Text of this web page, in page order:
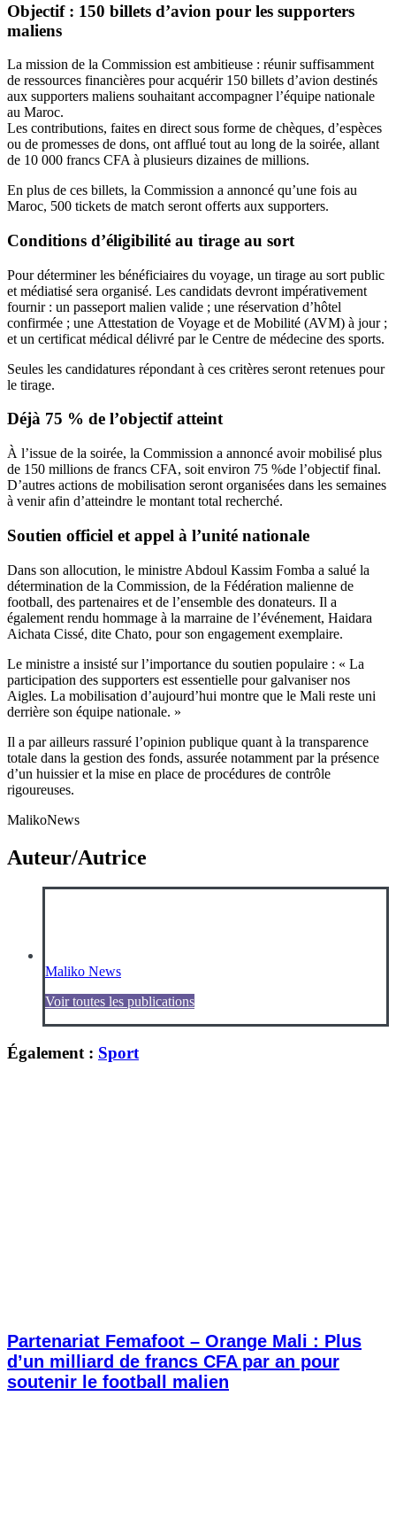
Objectif : 150 billets d’avion pour les supporters
maliens
La mission de la Commission est ambitieuse : réunir suffisamment
de ressources financières pour acquérir 150 billets d’avion destinés
aux supporters maliens souhaitant accompagner l’équipe nationale
au Maroc.
Les contributions, faites en direct sous forme de chèques, d’espèces
ou de promesses de dons, ont afflué tout au long de la soirée, allant
de 10 000 francs CFA à plusieurs dizaines de millions.
En plus de ces billets, la Commission a annoncé qu’une fois au
Maroc, 500 tickets de match seront offerts aux supporters.
Conditions d’éligibilité au tirage au sort
Pour déterminer les bénéficiaires du voyage, un tirage au sort public
et médiatisé sera organisé. Les candidats devront impérativement
fournir : un passeport malien valide ; une réservation d’hôtel
confirmée ; une Attestation de Voyage et de Mobilité (AVM) à jour ;
et un certificat médical délivré par le Centre de médecine des sports.
Seules les candidatures répondant à ces critères seront retenues pour
le tirage.
Déjà 75 % de l’objectif atteint
À l’issue de la soirée, la Commission a annoncé avoir mobilisé plus
de 150 millions de francs CFA, soit environ 75 %de l’objectif final.
D’autres actions de mobilisation seront organisées dans les semaines
à venir afin d’atteindre le montant total recherché.
Soutien officiel et appel à l’unité nationale
Dans son allocution, le ministre Abdoul Kassim Fomba a salué la
détermination de la Commission, de la Fédération malienne de
football, des partenaires et de l’ensemble des donateurs. Il a
également rendu hommage à la marraine de l’événement, Haidara
Aichata Cissé, dite Chato, pour son engagement exemplaire.
Le ministre a insisté sur l’importance du soutien populaire : « La
participation des supporters est essentielle pour galvaniser nos
Aigles. La mobilisation d’aujourd’hui montre que le Mali reste uni
derrière son équipe nationale. »
Il a par ailleurs rassuré l’opinion publique quant à la transparence
totale dans la gestion des fonds, assurée notamment par la présence
d’un huissier et la mise en place de procédures de contrôle
rigoureuses.
MalikoNews
Auteur/Autrice
Maliko News
Voir toutes les publications
Également : Sport
Partenariat Femafoot – Orange Mali : Plus
d’un milliard de francs CFA par an pour
soutenir le football malien